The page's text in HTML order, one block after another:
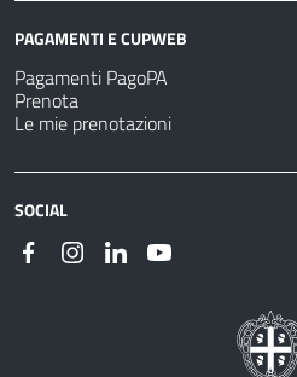
PAGAMENTI E CUPWEB
Pagamenti PagoPA
Prenota
Le mie prenotazioni
SOCIAL